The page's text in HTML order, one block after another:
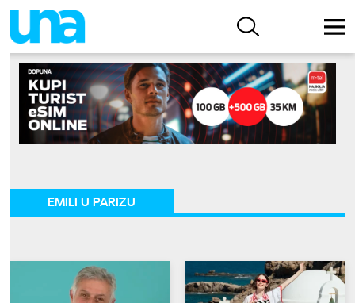
EMILI U PARIZU